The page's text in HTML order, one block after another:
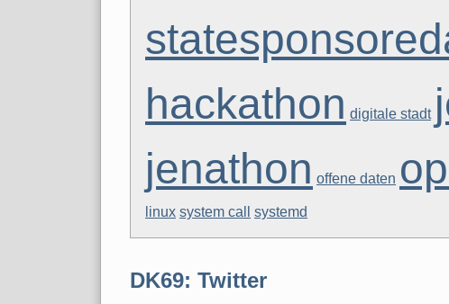
hackathon digitale stadt
jenathon offene daten
linux system call systemd
DK69: Twitter